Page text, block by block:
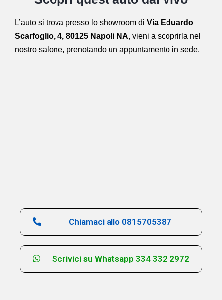
L’auto si trova presso lo showroom di Via Eduardo
Scarfoglio, 4, 80125 Napoli NA, vieni a scoprirla nel
nostro salone, prenotando un appuntamento in sede.
Chiamaci allo 0815705387
Scrivici su Whatsapp 334 332 2972